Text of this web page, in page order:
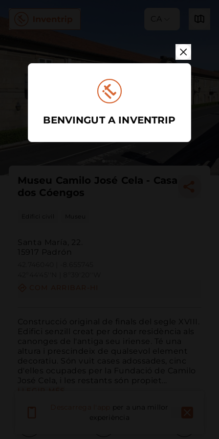
CA
Museu Camilo José Cela - Casa
dos Cóengos
Edifici civil Museu
Santa María, 22.
15917 Padrón
Construcció original de finals del segle XVIII.
Edifici senzill creat per donar residència als
canonges de l'antiga seu iriense. Té una
altura i prescindeix de qualsevol element
decoratiu. Són vuit cases adossades, cinc
d'elles ocupades per la Fundació de Camilo
José Cela, i les restants són propiet...
per a una millor
experiència
BENVINGUT A INVENTRIP